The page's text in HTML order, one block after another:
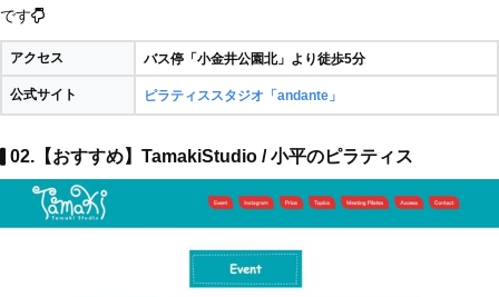
です
アクセス バス停「小金井公園北」より徒歩5分
公式サイト ピラティススタジオ「andante」
02.【おすすめ】TamakiStudio / 小平のピラティス